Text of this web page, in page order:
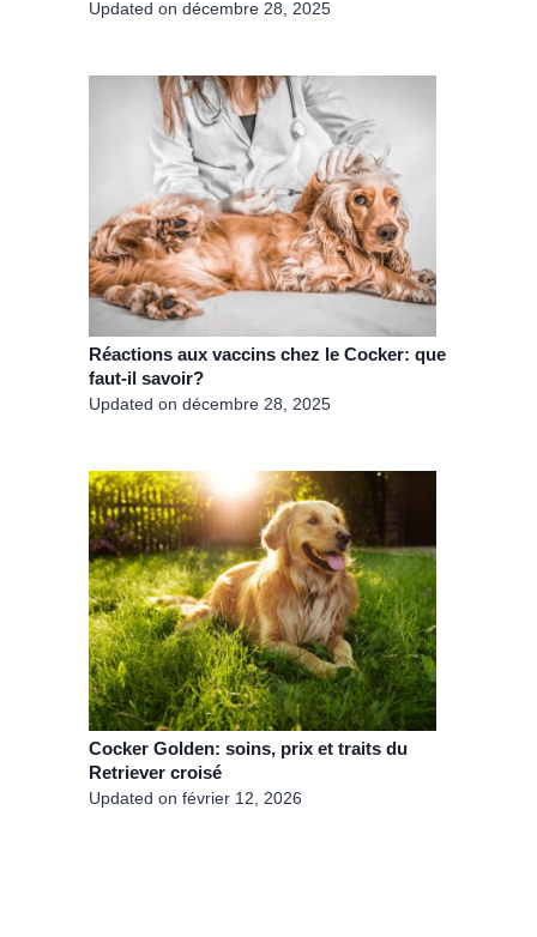
Updated on décembre 28, 2025
Réactions aux vaccins chez le Cocker: que
faut-il savoir?
Updated on décembre 28, 2025
Cocker Golden: soins, prix et traits du
Retriever croisé
Updated on février 12, 2026